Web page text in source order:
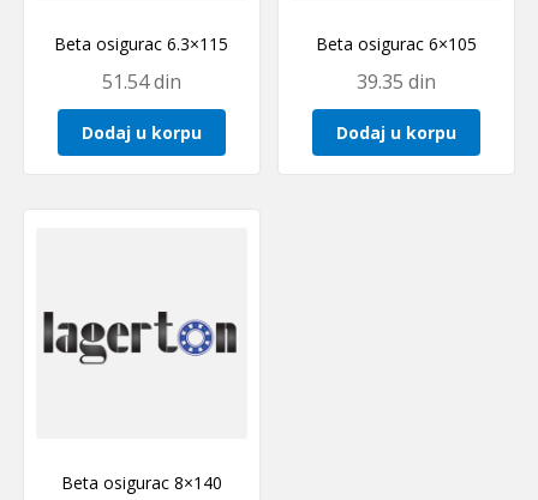
Beta osigurac 6.3×115
51.54din
Dodaj u korpu
Beta osigurac 6×105
39.35din
Dodaj u korpu
Beta osigurac 8×140